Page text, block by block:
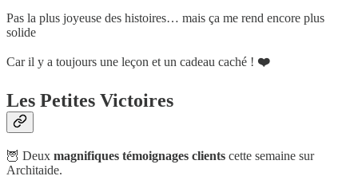
Pas la plus joyeuse des histoires… mais ça me rend encore plus
solide
Car il y a toujours une leçon et un cadeau caché ! ❤️
Les Petites Victoires
🦉 Deux magnifiques témoignages clients cette semaine sur
Architaide.